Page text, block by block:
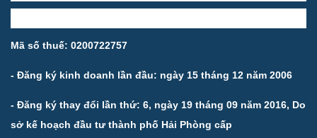
Mã số thuế: 0200722757
- Đăng ký kinh doanh lần đầu: ngày 15 tháng 12 năm 2006
- Đăng ký thay đổi lần thứ: 6, ngày 19 tháng 09 năm 2016, Do
sở kế hoạch đầu tư thành phố Hải Phòng cấp